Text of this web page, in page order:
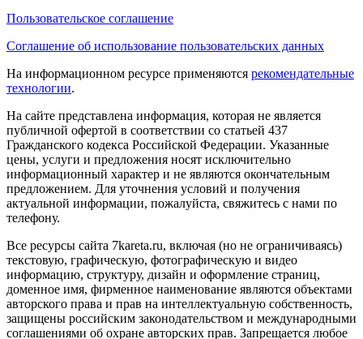
Пользовательское соглашение
Cоглашение об использование пользовательских данных
На информационном ресурсе применяются рекомендательные
технологии.
На сайте представлена информация, которая не является
публичной офертой в соответствии со статьей 437
Гражданского кодекса Российской Федерации. Указанные
цены, услуги и предложения носят исключительно
информационный характер и не являются окончательным
предложением. Для уточнения условий и получения
актуальной информации, пожалуйста, свяжитесь с нами по
телефону.
Все ресурсы сайта 7kareta.ru, включая (но не ограничиваясь)
текстовую, графическую, фотографическую и видео
информацию, структуру, дизайн и оформление страниц,
доменное имя, фирменное наименование являются объектами
авторского права и прав на интеллектуальную собственность,
защищены российским законодательством и международными
соглашениями об охране авторских прав. Запрещается любое